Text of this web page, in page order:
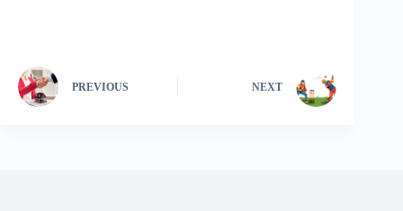
PREVIOUS NEXT